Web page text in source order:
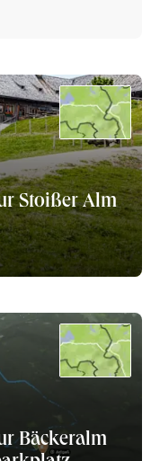
Stoißer Alm
Bäckeralm